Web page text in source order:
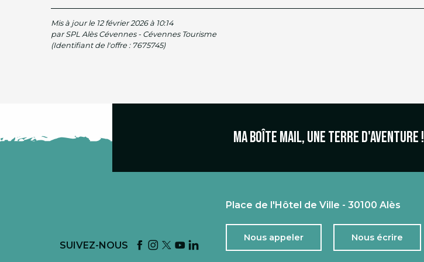
Mis à jour le 12 février 2026 à 10:14
par SPL Alès Cévennes - Cévennes Tourisme
(Identifiant de l'offre : 7675745)
Ma boîte mail, une terre d'aventure !
SUIVEZ-NOUS
Place de l'Hôtel de Ville - 30100 Alès
Nous appeler
Nous écrire